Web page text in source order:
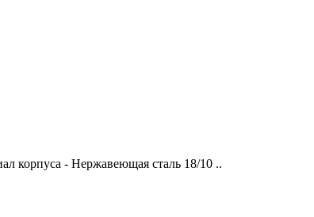
корпуса - Нержавеющая сталь 18/10 ..